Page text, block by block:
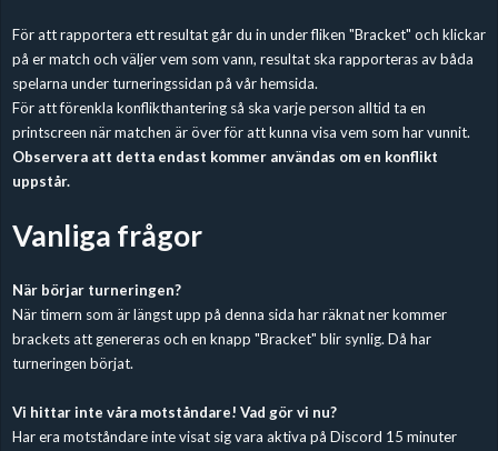
För att rapportera ett resultat går du in under fliken "Bracket" och klickar
på er match och väljer vem som vann, resultat ska rapporteras av båda
spelarna under turneringssidan på vår hemsida.
För att förenkla konflikthantering så ska varje person alltid ta en
printscreen när matchen är över för att kunna visa vem som har vunnit.
Observera att detta endast kommer användas om en konflikt
uppstår.
Vanliga frågor
När börjar turneringen?
När timern som är längst upp på denna sida har räknat ner kommer
brackets att genereras och en knapp "Bracket" blir synlig. Då har
turneringen börjat.
Vi hittar inte våra motståndare! Vad gör vi nu?
Har era motståndare inte visat sig vara aktiva på Discord 15 minuter